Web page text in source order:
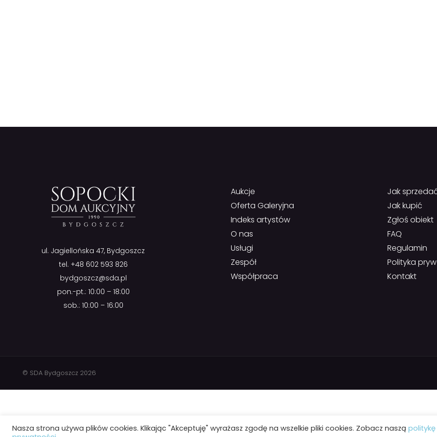
ul. Jagiellońska 47, Bydgoszcz
tel. +48 602 593 826
bydgoszcz@sda.pl
pon.-pt.: 10:00 – 18:00
sob.: 10:00 – 16:00
Aukcje
Oferta Galeryjna
Indeks artystów
O nas
Usługi
Zespół
Współpraca
Jak
Jak kupić
Zgłoś obiekt
FAQ
Regulamin
Polityka
Kontakt
© SDA Bydgoszcz 2026
Nasza strona używa plików cookies. Klikając "Akceptuję" wyrażasz zgodę na wszelkie pliki cookies. Zobacz naszą politykę